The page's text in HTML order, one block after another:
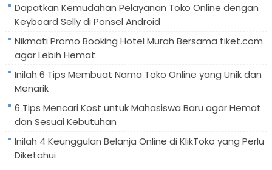
Dapatkan Kemudahan Pelayanan Toko Online dengan
Keyboard Selly di Ponsel Android
Nikmati Promo Booking Hotel Murah Bersama tiket.com
agar Lebih Hemat
Inilah 6 Tips Membuat Nama Toko Online yang Unik dan
Menarik
6 Tips Mencari Kost untuk Mahasiswa Baru agar Hemat
dan Sesuai Kebutuhan
Inilah 4 Keunggulan Belanja Online di KlikToko yang Perlu
Diketahui